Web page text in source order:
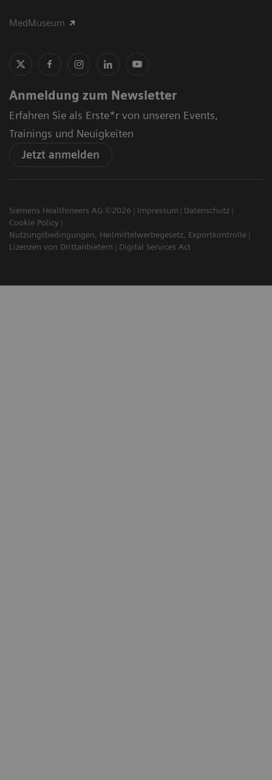
MedMuseum
Anmeldung zum Newsletter
Erfahren Sie als Erste*r von unseren Events,
Trainings und Neuigkeiten
Jetzt anmelden
Siemens Healthineers AG ©2026 Impressum
Datenschutz
Cookie Policy
Nutzungsbedingungen, Heilmittelwerbegesetz, Exportkontrolle
Lizenzen von Drittanbietern
Digital Services Act